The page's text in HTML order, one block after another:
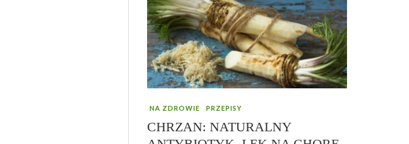
NA ZDROWIE PRZEPISY
CHRZAN: NATURALNY